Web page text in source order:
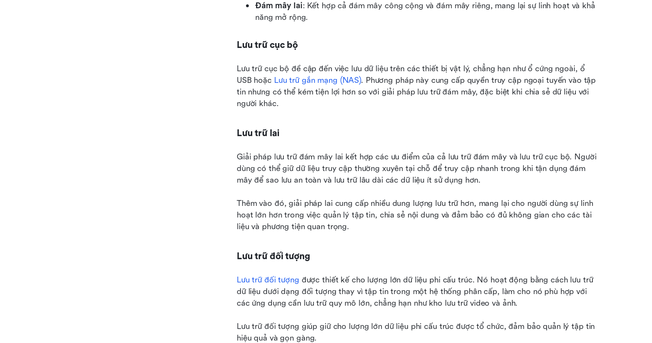
Đám mây lai: Kết hợp cả đám mây công cộng và đám mây riêng, mang lại sự linh hoạt và khả
năng mở rộng.
Lưu trữ cục bộ
Lưu trữ cục bộ đề cập đến việc lưu dữ liệu trên các thiết bị vật lý, chẳng hạn như ổ cứng ngoài, ổ
USB hoặc Lưu trữ gắn mạng (NAS). Phương pháp này cung cấp quyền truy cập ngoại tuyến vào tập
tin nhưng có thể kém tiện lợi hơn so với giải pháp lưu trữ đám mây, đặc biệt khi chia sẻ dữ liệu với
người khác.
Lưu trữ lai
Giải pháp lưu trữ đám mây lai kết hợp các ưu điểm của cả lưu trữ đám mây và lưu trữ cục bộ. Người
dùng có thể giữ dữ liệu truy cập thường xuyên tại chỗ để truy cập nhanh trong khi tận dụng đám
mây để sao lưu an toàn và lưu trữ lâu dài các dữ liệu ít sử dụng hơn.
Thêm vào đó, giải pháp lai cung cấp nhiều dung lượng lưu trữ hơn, mang lại cho người dùng sự linh
hoạt lớn hơn trong việc quản lý tập tin, chia sẻ nội dung và đảm bảo có đủ không gian cho các tài
liệu và phương tiện quan trọng.
Lưu trữ đối tượng
Lưu trữ đối tượng được thiết kế cho lượng lớn dữ liệu phi cấu trúc. Nó hoạt động bằng cách lưu trữ
dữ liệu dưới dạng đối tượng thay vì tập tin trong một hệ thống phân cấp, làm cho nó phù hợp với
các ứng dụng cần lưu trữ quy mô lớn, chẳng hạn như kho lưu trữ video và ảnh.
Lưu trữ đối tượng giúp giữ cho lượng lớn dữ liệu phi cấu trúc được tổ chức, đảm bảo quản lý tập tin
hiệu quả và gọn gàng.